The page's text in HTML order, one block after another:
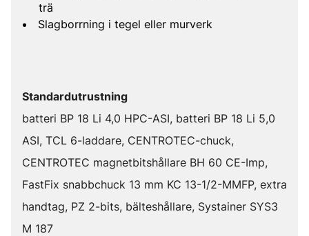
trä
Slagborrning i tegel eller murverk
Standardutrustning
batteri BP 18 Li 4,0 HPC-ASI, batteri BP 18 Li 5,0
ASI, TCL 6-laddare, CENTROTEC-chuck,
CENTROTEC magnetbitshållare BH 60 CE-Imp,
FastFix snabbchuck 13 mm KC 13-1/2-MMFP, extra
handtag, PZ 2-bits, bälteshållare, Systainer SYS3
M 187